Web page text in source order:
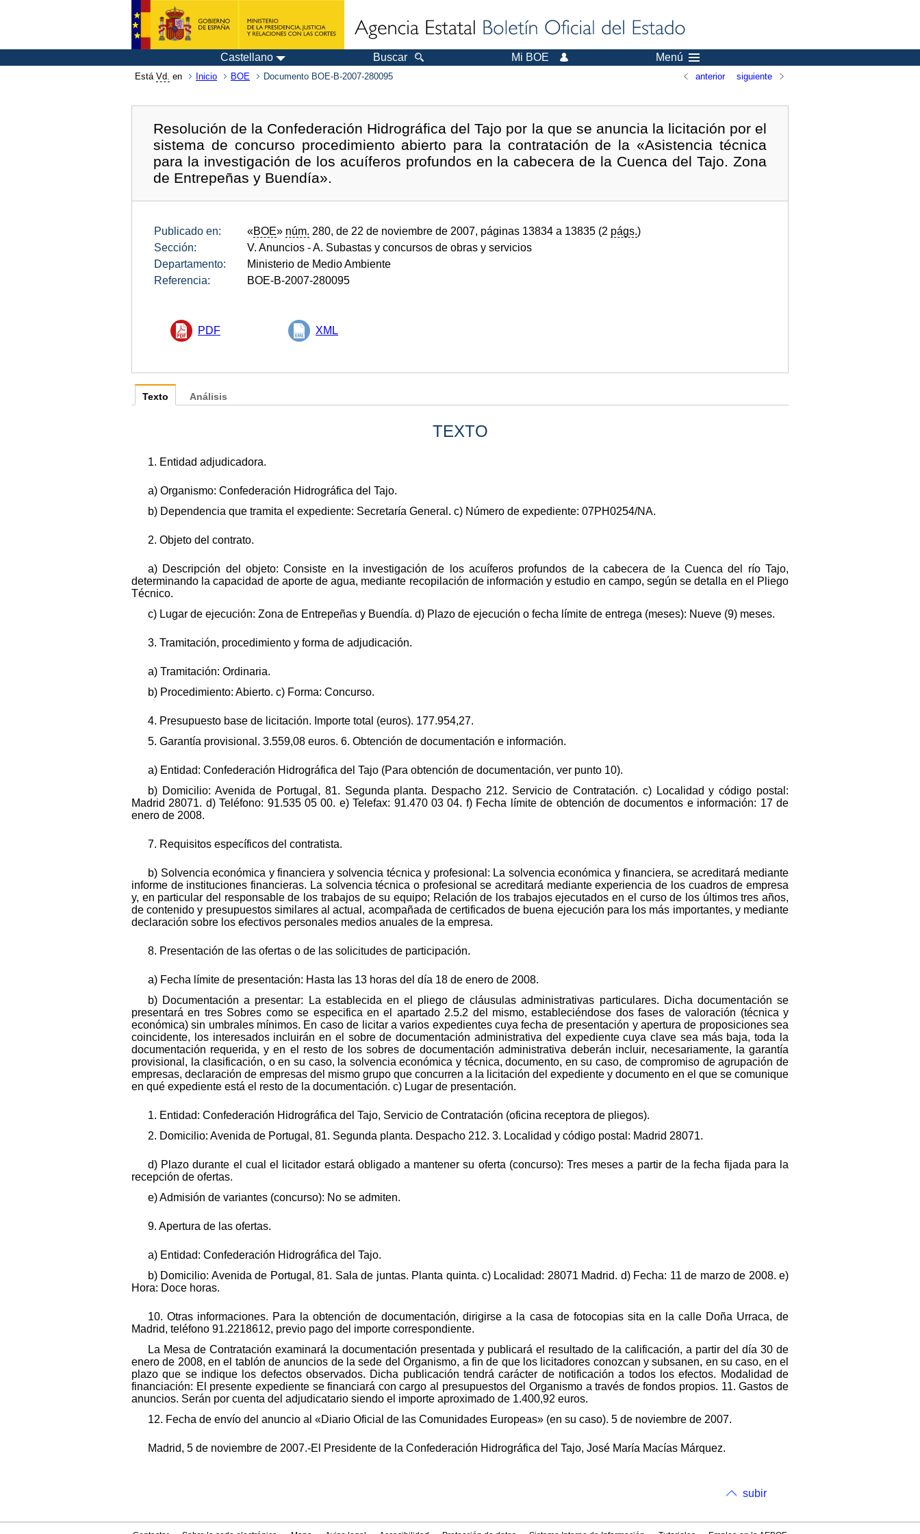
Castellano Buscar Mi BOE Menú
Está Vd. en Inicio BOE Documento BOE-B-2007-280095 anterior siguiente
Resolución de la Confederación Hidrográfica del Tajo por la que se anuncia la licitación por el
sistema de concurso procedimiento abierto para la contratación de la «Asistencia técnica
para la investigación de los acuíferos profundos en la cabecera de la Cuenca del Tajo. Zona
de Entrepeñas y Buendía».
Publicado en: «BOE» núm. 280, de 22 de noviembre de 2007, páginas 13834 a 13835 (2 págs.)
Sección:
V. Anuncios - A. Subastas y concursos de obras y servicios
Departamento:
Ministerio de Medio Ambiente
Referencia:
BOE-B-2007-280095
PDF XML
Texto
TEXTO
1. Entidad adjudicadora.
a) Organismo: Confederación Hidrográfica del Tajo.
b) Dependencia que tramita el expediente: Secretaría General. c) Número de expediente: 07PH0254/NA.
2. Objeto del contrato.
a) Descripción del objeto: Consiste en la investigación de los acuíferos profundos de la cabecera de la Cuenca del río Tajo,
determinando la capacidad de aporte de agua, mediante recopilación de información y estudio en campo, según se detalla en el Pliego
Técnico.
c) Lugar de ejecución: Zona de Entrepeñas y Buendía. d) Plazo de ejecución o fecha límite de entrega (meses): Nueve (9) meses.
3. Tramitación, procedimiento y forma de adjudicación.
a) Tramitación: Ordinaria.
b) Procedimiento: Abierto. c) Forma: Concurso.
4. Presupuesto base de licitación. Importe total (euros). 177.954,27.
5. Garantía provisional. 3.559,08 euros. 6. Obtención de documentación e información.
a) Entidad: Confederación Hidrográfica del Tajo (Para obtención de documentación, ver punto 10).
b) Domicilio: Avenida de Portugal, 81. Segunda planta. Despacho 212. Servicio de Contratación. c) Localidad y código postal:
Madrid 28071. d) Teléfono: 91.535 05 00. e) Telefax: 91.470 03 04. f) Fecha límite de obtención de documentos e información: 17 de
enero de 2008.
7. Requisitos específicos del contratista.
b) Solvencia económica y financiera y solvencia técnica y profesional: La solvencia económica y financiera, se acreditará mediante
informe de instituciones financieras. La solvencia técnica o profesional se acreditará mediante experiencia de los cuadros de empresa
y, en particular del responsable de los trabajos de su equipo; Relación de los trabajos ejecutados en el curso de los últimos tres años,
de contenido y presupuestos similares al actual, acompañada de certificados de buena ejecución para los más importantes, y mediante
declaración sobre los efectivos personales medios anuales de la empresa.
8. Presentación de las ofertas o de las solicitudes de participación.
a) Fecha límite de presentación: Hasta las 13 horas del día 18 de enero de 2008.
b) Documentación a presentar: La establecida en el pliego de cláusulas administrativas particulares. Dicha documentación se
presentará en tres Sobres como se especifica en el apartado 2.5.2 del mismo, estableciéndose dos fases de valoración (técnica y
económica) sin umbrales mínimos. En caso de licitar a varios expedientes cuya fecha de presentación y apertura de proposiciones sea
coincidente, los interesados incluirán en el sobre de documentación administrativa del expediente cuya clave sea más baja, toda la
documentación requerida, y en el resto de los sobres de documentación administrativa deberán incluir, necesariamente, la garantía
provisional, la clasificación, o en su caso, la solvencia económica y técnica, documento, en su caso, de compromiso de agrupación de
empresas, declaración de empresas del mismo grupo que concurren a la licitación del expediente y documento en el que se comunique
en qué expediente está el resto de la documentación. c) Lugar de presentación.
1. Entidad: Confederación Hidrográfica del Tajo, Servicio de Contratación (oficina receptora de pliegos).
2. Domicilio: Avenida de Portugal, 81. Segunda planta. Despacho 212. 3. Localidad y código postal: Madrid 28071.
d) Plazo durante el cual el licitador estará obligado a mantener su oferta (concurso): Tres meses a partir de la fecha fijada para la
recepción de ofertas.
e) Admisión de variantes (concurso): No se admiten.
9. Apertura de las ofertas.
a) Entidad: Confederación Hidrográfica del Tajo.
b) Domicilio: Avenida de Portugal, 81. Sala de juntas. Planta quinta. c) Localidad: 28071 Madrid. d) Fecha: 11 de marzo de 2008. e)
Hora: Doce horas.
10. Otras informaciones. Para la obtención de documentación, dirigirse a la casa de fotocopias sita en la calle Doña Urraca, de
Madrid, teléfono 91.2218612, previo pago del importe correspondiente.
La Mesa de Contratación examinará la documentación presentada y publicará el resultado de la calificación, a partir del día 30 de
enero de 2008, en el tablón de anuncios de la sede del Organismo, a fin de que los licitadores conozcan y subsanen, en su caso, en el
plazo que se indique los defectos observados. Dicha publicación tendrá carácter de notificación a todos los efectos. Modalidad de
financiación: El presente expediente se financiará con cargo al presupuestos del Organismo a través de fondos propios. 11. Gastos de
anuncios. Serán por cuenta del adjudicatario siendo el importe aproximado de 1.400,92 euros.
12. Fecha de envío del anuncio al «Diario Oficial de las Comunidades Europeas» (en su caso). 5 de noviembre de 2007.
Madrid, 5 de noviembre de 2007.-El Presidente de la Confederación Hidrográfica del Tajo, José María Macías Márquez.
Análisis
subir